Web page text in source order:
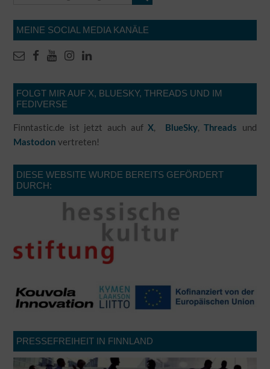
MEINE SOCIAL MEDIA KANÄLE
FOLGT MIR AUF X, BLUESKY, THREADS UND IM
FEDIVERSE
Finntastic.de ist jetzt auch aufX, BlueSky,Threads und
Mastodon vertreten!
DIESE WEBSITE WURDE BEREITS GEFÖRDERT
DURCH:
PRESSEFREIHEIT IN FINNLAND